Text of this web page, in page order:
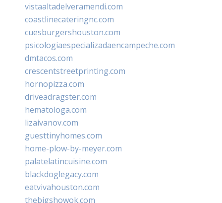
vistaaltadelveramendi.com
coastlinecateringnc.com
cuesburgershouston.com
psicologiaespecializadaencampeche.com
dmtacos.com
crescentstreetprinting.com
hornopizza.com
driveadragster.com
hematologa.com
lizaivanov.com
guesttinyhomes.com
home-plow-by-meyer.com
palatelatincuisine.com
blackdoglegacy.com
eatvivahouston.com
thebigshowok.com